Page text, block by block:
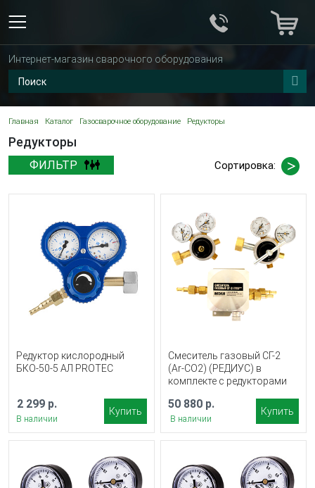
Интернет-магазин сварочного оборудования
Главная Каталог Газосварочное оборудование Редукторы
Редукторы
ФИЛЬТР Сортировка:
Редуктор кислородный
БКО-50-5 АЛ PROTEC
2 299 р.
В наличии
Купить
Смеситель газовый СГ-2
(Ar-СО2) (РЕДИУС) в
комплекте с редукторами
50 880 р.
В наличии
Купить